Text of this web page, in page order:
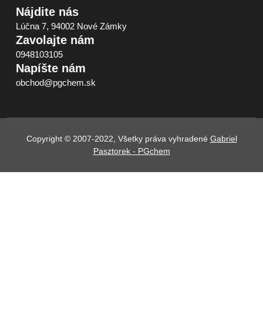
Nájdite nás
Lúčna 7, 94002 Nové Zámky
Zavolajte nám
0948103105
Napíšte nám
obchod@pgchem.sk
Copyright © 2007-2022, Všetky práva vyhradené Gabriel
Pasztorek - PGchem